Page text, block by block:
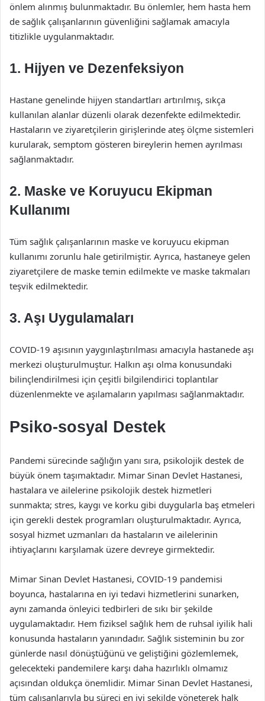
önlem alınmış bulunmaktadır. Bu önlemler, hem hasta hem
de sağlık çalışanlarının güvenliğini sağlamak amacıyla
titizlikle uygulanmaktadır.
1. Hijyen ve Dezenfeksiyon
Hastane genelinde hijyen standartları artırılmış, sıkça
kullanılan alanlar düzenli olarak dezenfekte edilmektedir.
Hastaların ve ziyaretçilerin girişlerinde ateş ölçme sistemleri
kurularak, semptom gösteren bireylerin hemen ayrılması
sağlanmaktadır.
2. Maske ve Koruyucu Ekipman
Kullanımı
Tüm sağlık çalışanlarının maske ve koruyucu ekipman
kullanımı zorunlu hale getirilmiştir. Ayrıca, hastaneye gelen
ziyaretçilere de maske temin edilmekte ve maske takmaları
teşvik edilmektedir.
3. Aşı Uygulamaları
COVID-19 aşısının yaygınlaştırılması amacıyla hastanede aşı
merkezi oluşturulmuştur. Halkın aşı olma konusundaki
bilinçlendirilmesi için çeşitli bilgilendirici toplantılar
düzenlenmekte ve aşılamaların yapılması sağlanmaktadır.
Psiko-sosyal Destek
Pandemi sürecinde sağlığın yanı sıra, psikolojik destek de
büyük önem taşımaktadır. Mimar Sinan Devlet Hastanesi,
hastalara ve ailelerine psikolojik destek hizmetleri
sunmakta; stres, kaygı ve korku gibi duygularla baş etmeleri
için gerekli destek programları oluşturulmaktadır. Ayrıca,
sosyal hizmet uzmanları da hastaların ve ailelerinin
ihtiyaçlarını karşılamak üzere devreye girmektedir.
Mimar Sinan Devlet Hastanesi, COVID-19 pandemisi
boyunca, hastalarına en iyi tedavi hizmetlerini sunarken,
aynı zamanda önleyici tedbirleri de sıkı bir şekilde
uygulamaktadır. Hem fiziksel sağlık hem de ruhsal iyilik hali
konusunda hastaların yanındadır. Sağlık sisteminin bu zor
günlerde nasıl dönüştüğünü ve geliştiğini gözlemlemek,
gelecekteki pandemilere karşı daha hazırlıklı olmamız
açısından oldukça önemlidir. Mimar Sinan Devlet Hastanesi,
tüm çalışanlarıyla bu süreci en iyi şekilde yöneterek halk